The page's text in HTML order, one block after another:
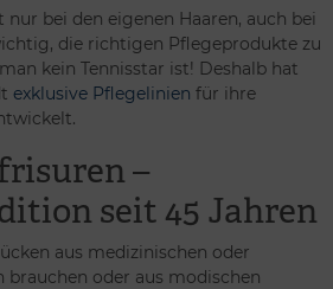
nur bei den eigenen Haaren, auch bei
die richtigen Pflegeprodukte zu
kein Tennisstar ist! Deshalb hat
exklusive Pflegelinien für ihre
–
seit 45 Jahren
aus medizinischen oder
brauchen oder aus modischen